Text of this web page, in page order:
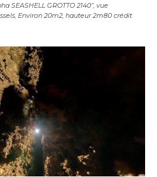
et conditions
et conditions
SEASHELL GROTTO 2140”, vue
Environ 20m2, hauteur 2m80 crédit